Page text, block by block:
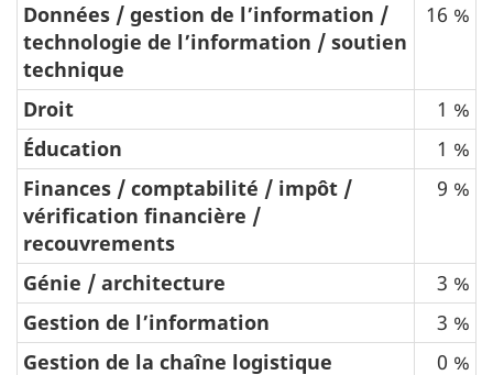
Données / gestion de l’information /
technologie de l’information / soutien
technique
16 %
Droit
1 %
Éducation
1 %
Finances / comptabilité / impôt /
vérification financière /
recouvrements
9 %
Génie / architecture
3 %
Gestion de l’information
3 %
Gestion de la chaîne logistique
0 %